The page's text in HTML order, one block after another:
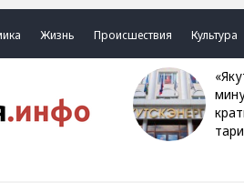
Жизнь Происшествия Культура
«Якутскэнерго» в